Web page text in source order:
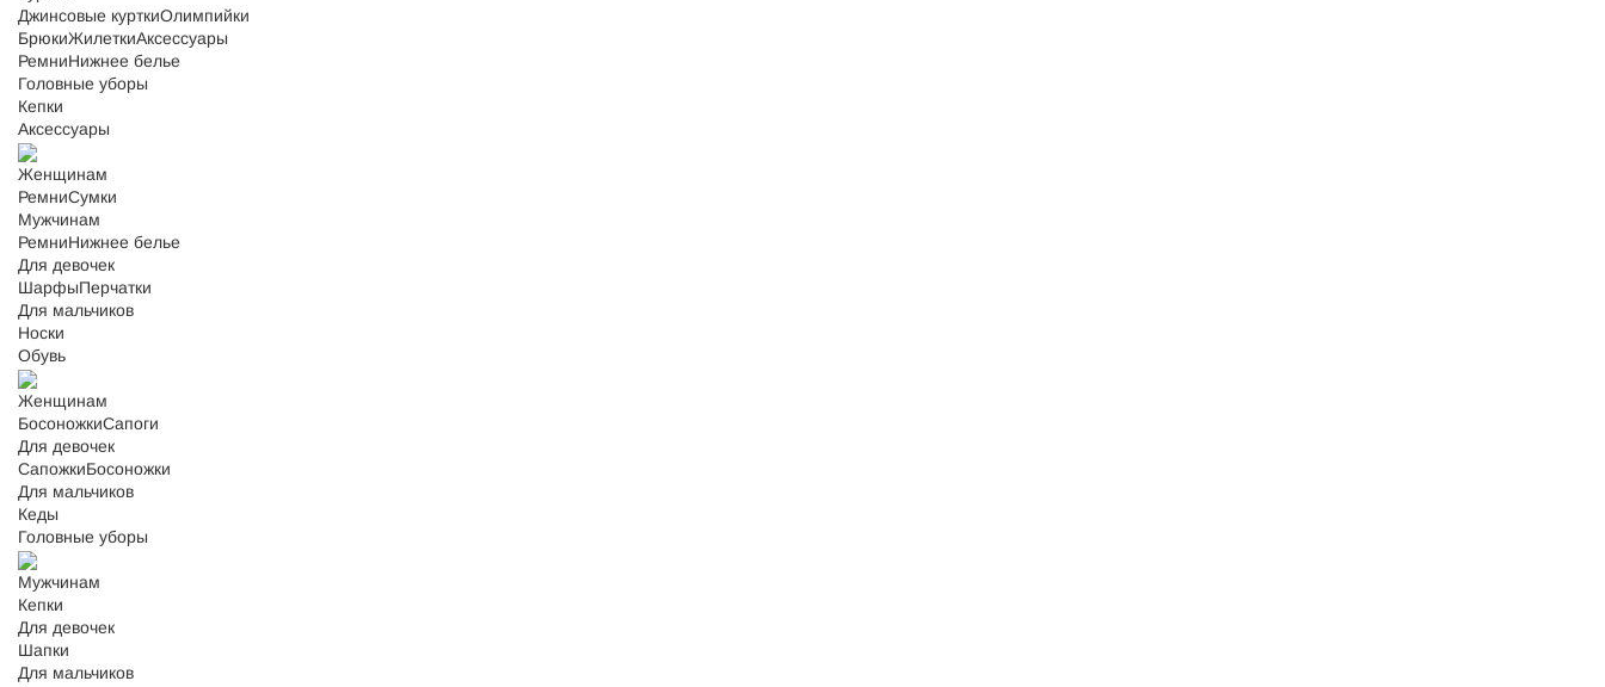
Джинсовые курткиОлимпийки
БрюкиЖилеткиАксессуары
РемниНижнее белье
Головные уборы
Кепки
Аксессуары
Женщинам
РемниСумки
Мужчинам
РемниНижнее белье
Для девочек
ШарфыПерчатки
Для мальчиков
Носки
Обувь
Женщинам
БосоножкиСапоги
Для девочек
СапожкиБосоножки
Для мальчиков
Кеды
Головные уборы
Мужчинам
Кепки
Для девочек
Шапки
Для мальчиков